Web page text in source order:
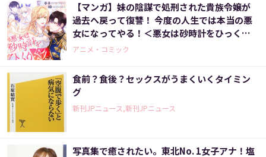
【マンガ】妹の陰謀で処刑された貴族令嬢が
過去へ戻って復讐！ 今度の人生では本当の悪
女になってやる！＜悪女は砂時計をひっくり
返す 1話＞
アニメ・コミック
食前？食後？セックスがうまくいくタイミン
グ
新刊JPニュース,新刊JPニュース
写真集で癒されたい。東北No. 1女子アナ！塩